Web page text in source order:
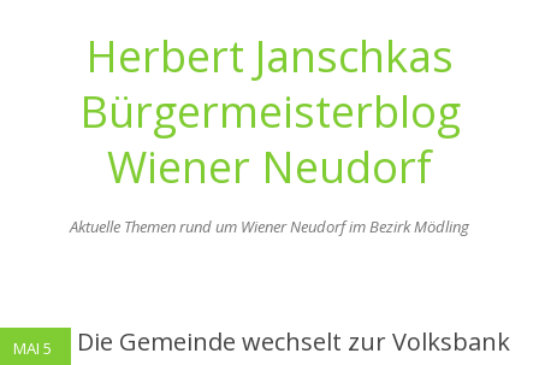
Herbert Janschkas
Bürgermeisterblog
Wiener Neudorf
Aktuelle Themen rund um Wiener Neudorf im Bezirk Mödling
Die Gemeinde wechselt zur Volksbank
MAI 5